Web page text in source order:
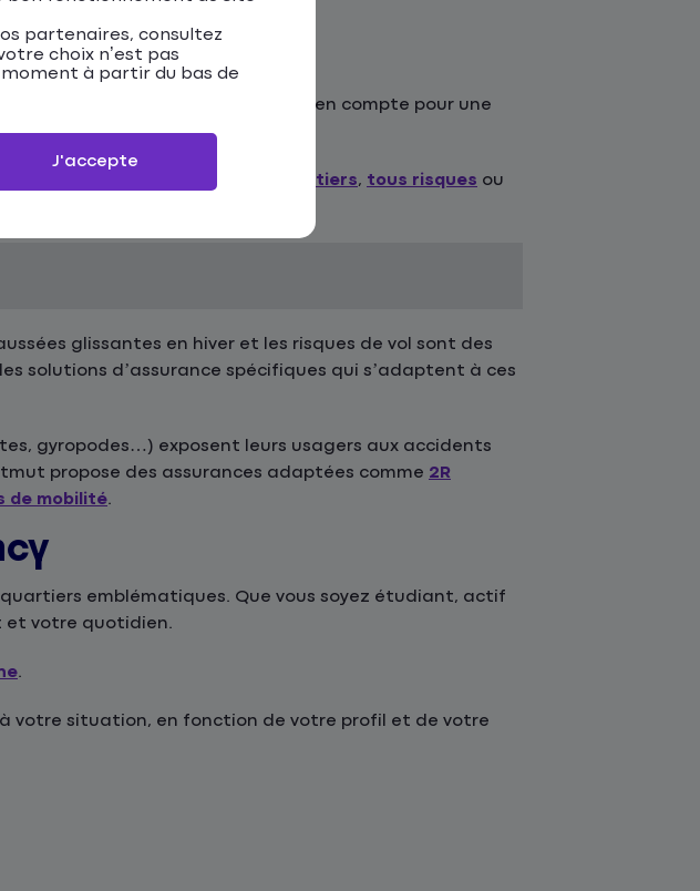
qu'il est important de prendre en compte pour une
une assurance adaptée : au tiers, tous risques ou
glissantes en hiver et les risques de vol sont des
solutions d’assurance spécifiques qui s’adaptent à ces
gyropodes…) exposent leurs usagers aux accidents
propose des assurances adaptées comme 2R
de mobilité.
emblématiques. Que vous soyez étudiant, actif
et votre quotidien.
.
votre situation, en fonction de votre profil et de votre
partenaires, consultez
choix n’est pas
à partir du bas de
J'accepte